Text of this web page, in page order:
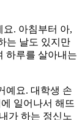
. 아침부터 아,
는 날도 있지만
하루를 살아내는
예요. 대학생 손
일어나서 해뜨
가 하는 정신노